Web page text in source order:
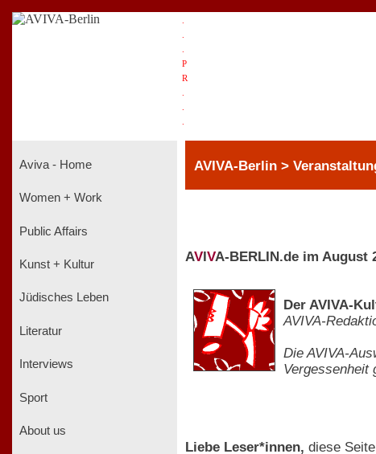
P
R
Aviva - Home
Women + Work
Public Affairs
Kunst + Kultur
Jüdisches Leben
Literatur
Interviews
Sport
About us
AVIVA-Berlin >
AV VA-BERLIN.de im August
Der AVIVA-
AVIVA-
Die AVIVA-
Vergessenheit
Liebe Leser*innen, diese